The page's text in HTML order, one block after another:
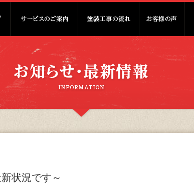
状況です～